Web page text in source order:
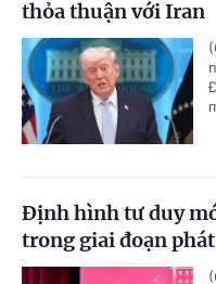
thỏa thuận với Iran
Định hình tư duy
trong giai đoạn